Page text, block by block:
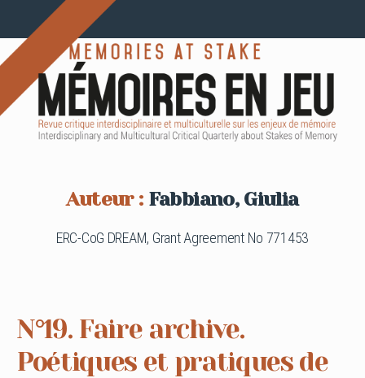
Auteur : Fabbiano, Giulia
ERC-CoG DREAM, Grant Agreement No 771453
N°19. Faire archive.
Poétiques et pratiques de